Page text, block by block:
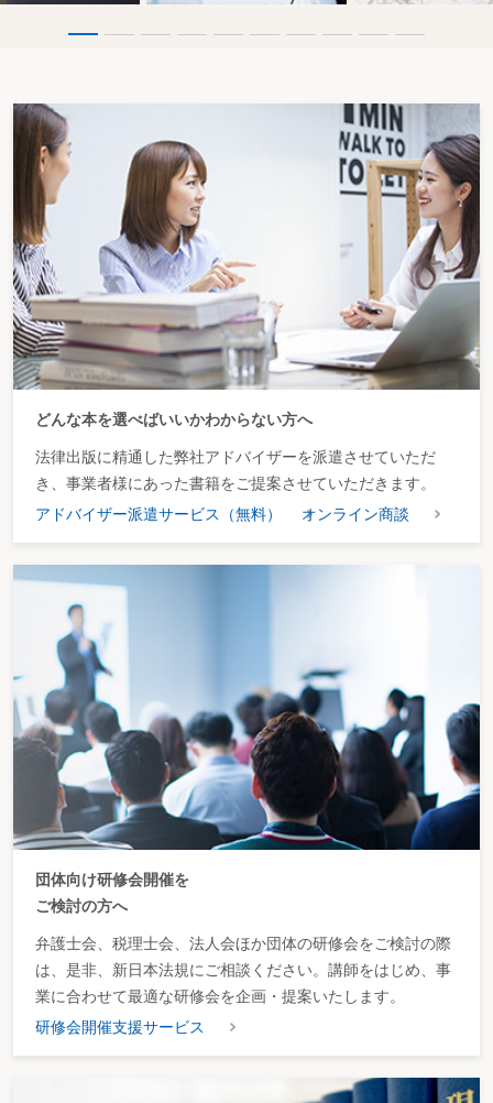
どんな本を選べばいいかわからない方へ
法律出版に精通した弊社アドバイザーを派遣させていただ
き、事業者様にあった書籍をご提案させていただきます。
アドバイザー派遣サービス（無料）
オンライン商談
団体向け研修会開催を
ご検討の方へ
弁護士会、税理士会、法人会ほか団体の研修会をご検討の際
は、是非、新日本法規にご相談ください。講師をはじめ、事
業に合わせて最適な研修会を企画・提案いたします。
研修会開催支援サービス